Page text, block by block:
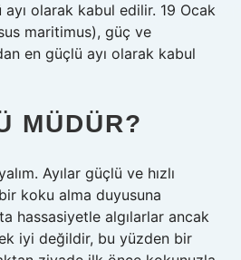
ayı olarak kabul edilir. 19 Ocak
maritimus), güç ve
en güçlü ayı olarak kabul
MÜDÜR?
Ayılar güçlü ve hızlı
koku alma duyusuna
hassasiyetle algılarlar ancak
iyi değildir, bu yüzden bir